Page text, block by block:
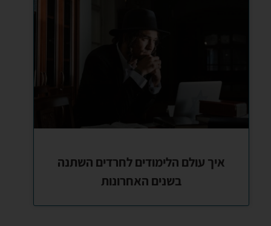
איך עולם הלימודים לחרדים השתנה
בשנים האחרונות